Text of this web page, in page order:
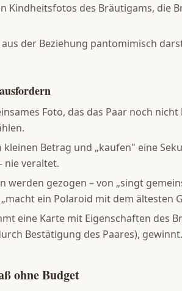
Kindheitsfotos des Bräutigams, die
der Beziehung pantomimisch
Foto, das das Paar noch nicht
kleinen Betrag und „kaufen" eine
nie veraltet.
werden gezogen – von „singt
ein Polaroid mit dem ältesten
eine Karte mit Eigenschaften des
Bestätigung des Paares), gewinnt.
ohne Budget